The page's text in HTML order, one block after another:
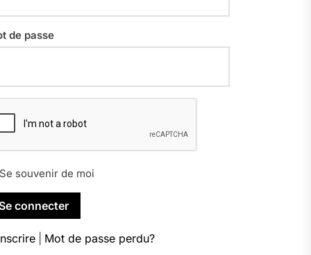
de passe
Se souvenir de moi
Mot de passe perdu?